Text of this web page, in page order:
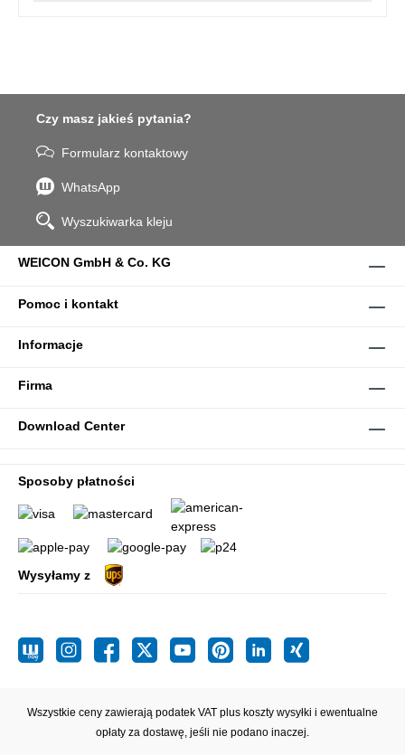
Czy masz jakieś pytania?
Formularz kontaktowy
WhatsApp
Wyszukiwarka kleju
WEICON GmbH & Co. KG
Pomoc i kontakt
Informacje
Firma
Download Center
Sposoby płatności
Wysyłamy z
Wszystkie ceny zawierają podatek VAT plus koszty wysyłki i ewentualne
opłaty za dostawę, jeśli nie podano inaczej.